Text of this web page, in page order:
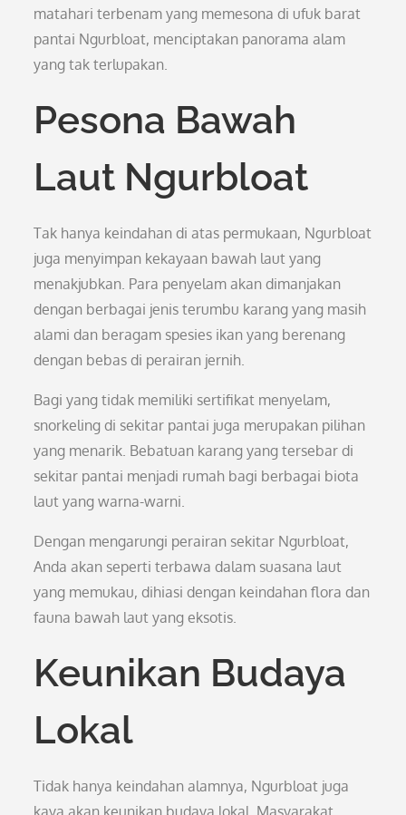
matahari terbenam yang memesona di ufuk barat
pantai Ngurbloat, menciptakan panorama alam
yang tak terlupakan.
Pesona Bawah
Laut Ngurbloat
Tak hanya keindahan di atas permukaan, Ngurbloat
juga menyimpan kekayaan bawah laut yang
menakjubkan. Para penyelam akan dimanjakan
dengan berbagai jenis terumbu karang yang masih
alami dan beragam spesies ikan yang berenang
dengan bebas di perairan jernih.
Bagi yang tidak memiliki sertifikat menyelam,
snorkeling di sekitar pantai juga merupakan pilihan
yang menarik. Bebatuan karang yang tersebar di
sekitar pantai menjadi rumah bagi berbagai biota
laut yang warna-warni.
Dengan mengarungi perairan sekitar Ngurbloat,
Anda akan seperti terbawa dalam suasana laut
yang memukau, dihiasi dengan keindahan flora dan
fauna bawah laut yang eksotis.
Keunikan Budaya
Lokal
Tidak hanya keindahan alamnya, Ngurbloat juga
kaya akan keunikan budaya lokal. Masyarakat